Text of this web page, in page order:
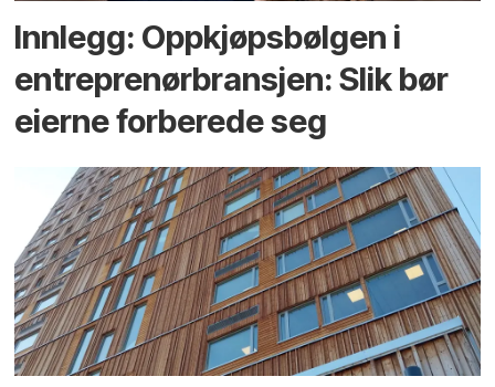
Innlegg: Oppkjøps­bølgen i
entreprenør­bransjen: Slik bør
eierne forberede seg